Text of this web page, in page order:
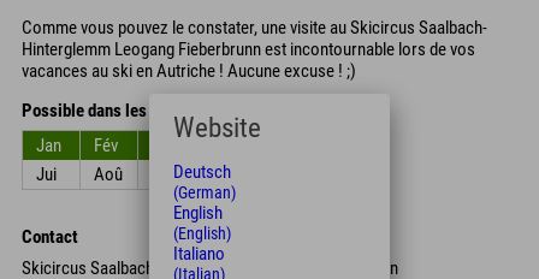
Comme vous pouvez le constater, une visite au Skicircus Saalbach-
Hinterglemm Leogang Fieberbrunn est incontournable lors de vos
vacances au ski en Autriche ! Aucune excuse ! ;)
Possible dans les mois
Jan
Fév
Jui
Aoû Sep Oct
Contact
Skicircus Saalbach-Hinterglemm Leogang Fieberbrunn
Website
Deutsch
(German)
English
(English)
Italiano
(Italian)